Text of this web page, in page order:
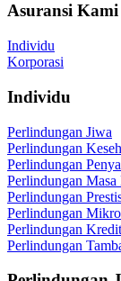
Asuransi Kami
Individu
Korporasi
Individu
Perlindungan Jiwa
Perlindungan
Perlindungan
Perlindungan Masa
Perlindungan
Perlindungan Mikro
Perlindungan
Perlindungan